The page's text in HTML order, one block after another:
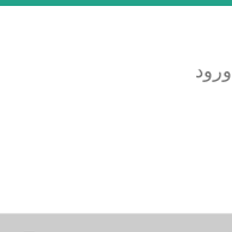
ورود